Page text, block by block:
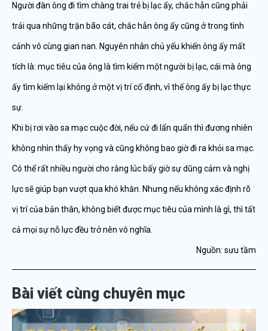
Người đàn ông đi tìm chàng trai trẻ bị lạc ấy, chắc hẳn cũng phải
trải qua những trận bão cát, chắc hẳn ông ấy cũng ở trong tình
cảnh vô cùng gian nan. Nguyên nhân chủ yếu khiến ông ấy mất
tích là: mục tiêu của ông là tìm kiếm một người bị lạc, cái mà ông
ấy tìm kiếm lại không ở một vị trí cố định, vì thế ông ấy bị lạc thực
sự.
Khi bị rơi vào sa mạc cuộc đời, nếu cứ đi lẩn quẩn thì đương nhiên
không nhìn thấy hy vọng và cũng không bao giờ đi ra khỏi sa mạc.
Có thể rất nhiều người cho rằng lúc bấy giờ sự dũng cảm và nghị
lực sẽ giúp bạn vượt qua khó khăn. Nhưng nếu không xác định rõ
vị trí của bản thân, không biết được mục tiêu của mình là gì, thì tất
cả mọi sự nỗ lực đều trở nên vô nghĩa.
Nguồn: sưu tầm
Bài viết cùng chuyên mục